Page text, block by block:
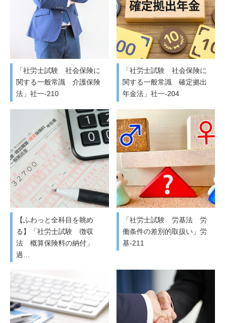
「社労士試験 社会保険に
関する一般常識 介護保険
法」社一-210
「社労士試験 社会保険に
関する一般常識 確定拠出
年金法」社一-204
【ふわっと全科目を眺め
る】「社労士試験 徴収
法 概算保険料の納付」
過…
「社労士試験 労基法 労
働条件の差別的取扱い」労
基-211